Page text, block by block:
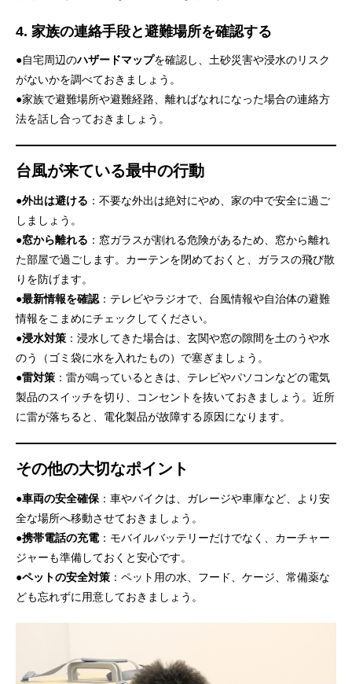
4. 家族の連絡手段と避難場所を確認する
●自宅周辺のハザードマップを確認し、土砂災害や浸水のリスク
がないかを調べておきましょう。
●家族で避難場所や避難経路、離ればなれになった場合の連絡方
法を話し合っておきましょう。
台風が来ている最中の行動
●外出は避ける ：不要な外出は絶対にやめ、家の中で安全に過ご
しましょう。
●窓から離れる ：窓ガラスが割れる危険があるため、窓から離れ
た部屋で過ごします。カーテンを閉めておくと、ガラスの飛び散
りを防げます。
●最新情報を確認 ：テレビやラジオで、台風情報や自治体の避難
情報をこまめにチェックしてください。
●浸水対策 ：浸水してきた場合は、玄関や窓の隙間を土のうや水
のう（ゴミ袋に水を入れたもの）で塞ぎましょう。
●雷対策 ：雷が鳴っているときは、テレビやパソコンなどの電気
製品のスイッチを切り、コンセントを抜いておきましょう。近所
に雷が落ちると、電化製品が故障する原因になります。
その他の大切なポイント
●車両の安全確保 ：車やバイクは、ガレージや車庫など、より安
全な場所へ移動させておきましょう。
●携帯電話の充電 ：モバイルバッテリーだけでなく、カーチャー
ジャーも準備しておくと安心です。
●ペットの安全対策 ：ペット用の水、フード、ケージ、常備薬な
ども忘れずに用意しておきましょう。